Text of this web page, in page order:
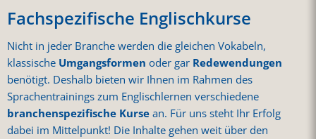
Fachspezifische Englischkurse
Nicht in jeder Branche werden die gleichen Vokabeln,
klassische Umgangsformen oder gar Redewendungen
benötigt. Deshalb bieten wir Ihnen im Rahmen des
Sprachentrainings zum Englischlernen verschiedene
branchenspezifische Kursean. Für uns steht Ihr Erfolg
dabei im Mittelpunkt! Die Inhalte gehen weit über den